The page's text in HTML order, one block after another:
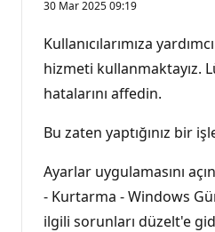
y
ı
n
l
ı
k
a
30 Mar 2025 09:19
Kullanıcılarımıza
hizmeti kullanmaktayız.
hatalarını affedin.
Bu zaten yaptığınız bir
Ayarlar uygulamasını
- Kurtarma - Windows
ilgili sorunları düzelt'e